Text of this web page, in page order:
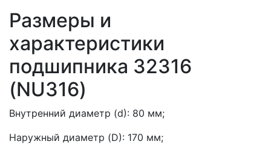
Размеры и
характеристики
подшипника 32316
(NU316)
Внутренний диаметр (d): 80 мм;
Наружный диаметр (D): 170 мм;